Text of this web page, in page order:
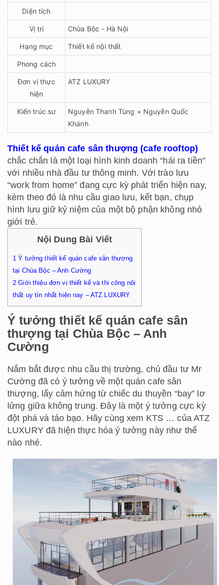
Diện tích
Vị trí Chùa Bộc - Hà Nội
Hạng mục Thiết kế nội thất
Phong cách
Đơn vị thực
hiện
ATZ LUXURY
Kiến trúc sư
Nguyễn Thanh Tùng + Nguyễn Quốc
Khánh
Thiết kế quán cafe sân thượng (cafe rooftop)
chắc chắn là một loại hình kinh doanh “hái ra tiền”
với nhiều nhà đầu tư thông minh. Với trào lưu
“work from home” đang cực kỳ phát triển hiện nay,
kèm theo đó là nhu cầu giao lưu, kết bạn, chụp
hình lưu giữ kỷ niệm của một bộ phận không nhỏ
giới trẻ.
Nội Dung Bài Viết
1 Ý tưởng thiết kế quán cafe sân thượng
tại Chùa Bộc – Anh Cường
2 Giới thiệu đơn vị thiết kế và thi công nội
thất uy tín nhất hiện nay – ATZ LUXURY
Ý tưởng thiết kế quán cafe sân
thượng tại Chùa Bộc – Anh
Cường
Nắm bắt được nhu cầu thị trường, chủ đầu tư Mr
Cường đã có ý tưởng về một quán cafe sân
thượng, lấy cảm hứng từ chiếc du thuyền “bay” lơ
lửng giữa không trung. Đây là một ý tưởng cực kỳ
đột phá và táo bạo. Hãy cùng xem KTS … của ATZ
LUXURY đã hiện thực hóa ý tưởng này như thế
nào nhé.